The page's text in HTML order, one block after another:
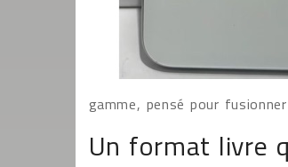
gamme, pensé pour
Un format livre